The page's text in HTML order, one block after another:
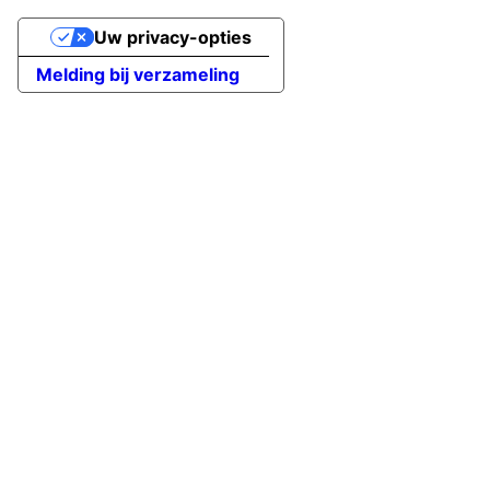
Melding bij verzameling
Uw privacy-opties